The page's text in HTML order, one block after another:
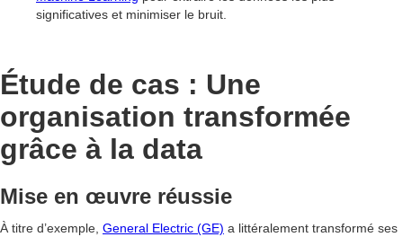
significatives et minimiser le bruit.
Étude de cas : Une
organisation transformée
grâce à la data
Mise en œuvre réussie
À titre d’exemple, General Electric (GE) a littéralement transformé ses